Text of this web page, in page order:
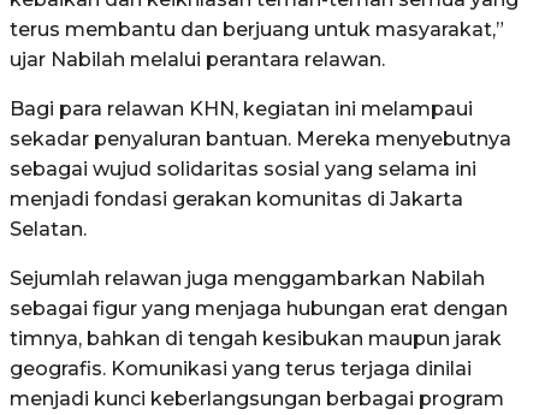
terus membantu dan berjuang untuk masyarakat,”
ujar Nabilah melalui perantara relawan.
Bagi para relawan KHN, kegiatan ini melampaui
sekadar penyaluran bantuan. Mereka menyebutnya
sebagai wujud solidaritas sosial yang selama ini
menjadi fondasi gerakan komunitas di Jakarta
Selatan.
Sejumlah relawan juga menggambarkan Nabilah
sebagai figur yang menjaga hubungan erat dengan
timnya, bahkan di tengah kesibukan maupun jarak
geografis. Komunikasi yang terus terjaga dinilai
menjadi kunci keberlangsungan berbagai program